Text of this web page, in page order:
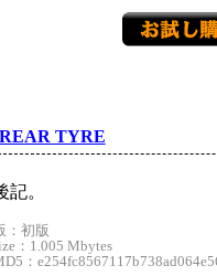
REAR TYRE
記。
：初版
：1.005 Mbytes
：